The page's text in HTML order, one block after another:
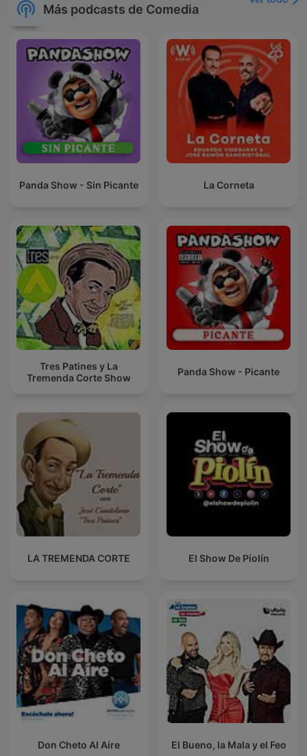
Más podcasts de Comedia
Panda Show - Sin Picante La Corneta
Tres Patines y La
Tremenda Corte Show
Panda Show - Picante
LA TREMENDA CORTE El Show De Piolín
Don Cheto Al Aire El Bueno, la Mala y el Feo